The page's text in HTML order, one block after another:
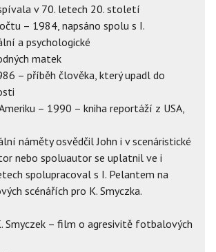
v 70. letech 20. století
– 1984, napsáno spolu s I.
a psychologické
matek
– příběh člověka, který upadl do
– 1990 – kniha reportáží z USA,
náměty osvědčil John i v scenáristické
nebo spoluautor se uplatnil ve i
spolupracoval s I. Pelantem na
scénářích pro K. Smyczka.
Smyczek – film o agresivitě fotbalových